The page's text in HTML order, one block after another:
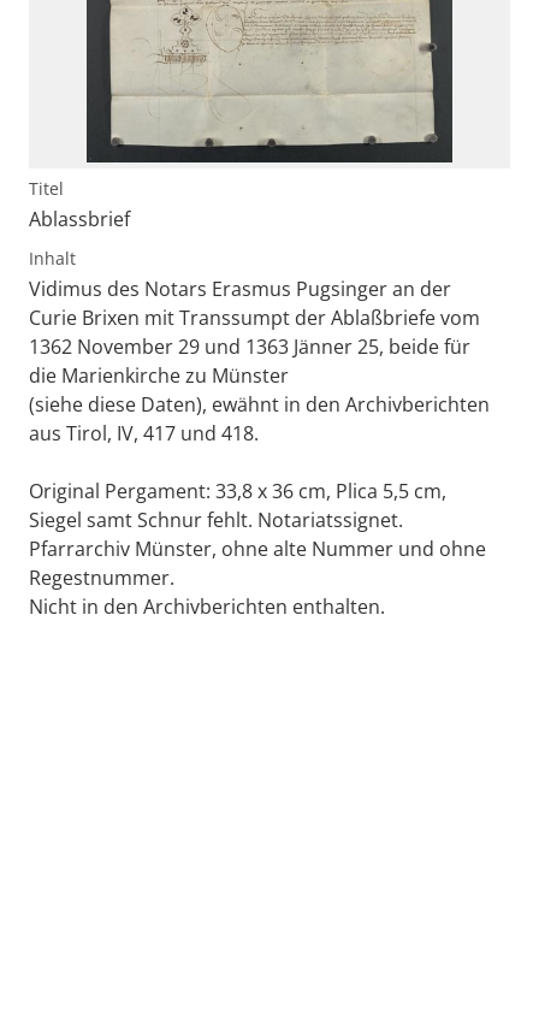
Titel
Ablassbrief
Inhalt
Vidimus des Notars Erasmus Pugsinger an der
Curie Brixen mit Transsumpt der Ablaßbriefe vom
1362 November 29 und 1363 Jänner 25, beide für
die Marienkirche zu Münster
(siehe diese Daten), ewähnt in den Archivberichten
aus Tirol, IV, 417 und 418.
Original Pergament: 33,8 x 36 cm, Plica 5,5 cm,
Siegel samt Schnur fehlt. Notariatssignet.
Pfarrarchiv Münster, ohne alte Nummer und ohne
Regestnummer.
Nicht in den Archivberichten enthalten.